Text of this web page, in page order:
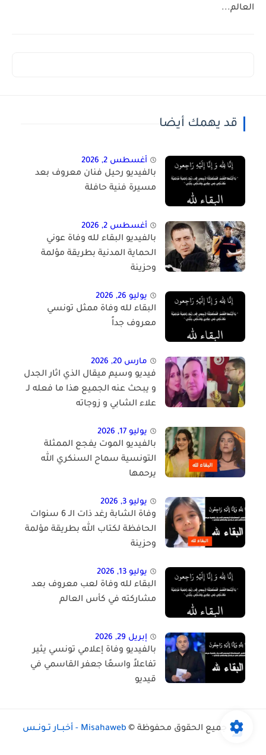
العالم...
قد يهمك أيضا
أغسطس 2, 2026
بالفيديو رحيل فنان معروف بعد
مسيرة فنية حافلة
أغسطس 2, 2026
بالفيديو البقاء لله وفاة عوني
الحماية المدنية بطريقة مؤلمة
وحزينة
يوليو 26, 2026
البقاء لله وفاة ممثل تونسي
معروف جداً
مارس 20, 2026
فيديو وسيم ميقال الذي اثار الجدل
و يبحث عنه الجميع هذا ما فعله لـ
علاء الشابي و زوجاته
يوليو 17, 2026
بالفيديو الموت يفجع الممثلة
التونسية سماح السنكري الله
يرحمها
يوليو 3, 2026
وفاة الشابة رغد ذات الـ 6 سنوات
الحافظة لكتاب الله بطريقة مؤلمة
وحزينة
يوليو 13, 2026
البقاء لله وفاة لعب معروف بعد
مشاركته في كأس العالم
إبريل 29, 2026
بالفيديو وفاة إعلامي تونسي يثير
تفاعلاً واسعًا جعفر القاسمي في
قيديو
جميع الحقوق محفوظة © Misahaweb - أخبــار تــونــس